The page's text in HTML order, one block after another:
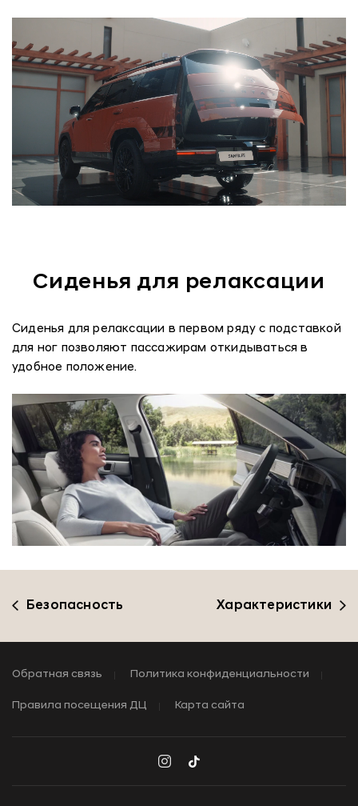
Сиденья для релаксации
Сиденья для релаксации в первом ряду с подставкой
для ног позволяют пассажирам откидываться в
удобное положение.
Безопасность Характеристики
Обратная связь Политика конфиденциальности
Правила посещения ДЦ Карта сайта